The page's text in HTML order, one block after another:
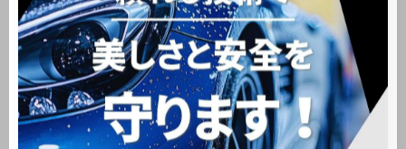
洗車頻度とカーコーティングの関係性
洗車頻度はカーコーティングの効果維持に直結しま
す。理由は、定期的な洗車によって汚れや付着物を除
去し、コーティング層の劣化を防げるからです。例え